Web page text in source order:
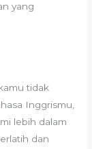
yang
tidak
Inggrismu,
lebih dalam
dan